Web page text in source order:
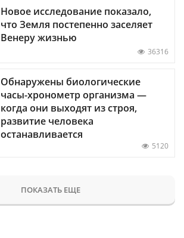
Новое исследование показало,
что Земля постепенно заселяет
Венеру жизнью
36316
Обнаружены биологические
часы-хронометр организма —
когда они выходят из строя,
развитие человека
останавливается
5120
ПОКАЗАТЬ ЕЩЕ